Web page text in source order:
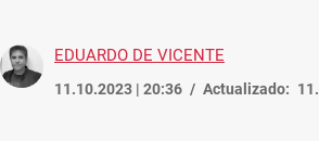
EDUARDO DE VICENTE
11.10.2023 | 20:36 Actualizado: